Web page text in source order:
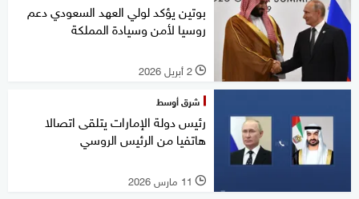
بوتين يؤكد لولي العهد السعودي دعم
روسيا لأمن وسيادة المملكة
l 2 أبريل 2026
شرق أوسط
رئيس دولة الإمارات يتلقى اتصالا
هاتفيا من الرئيس الروسي
l 11 مارس 2026